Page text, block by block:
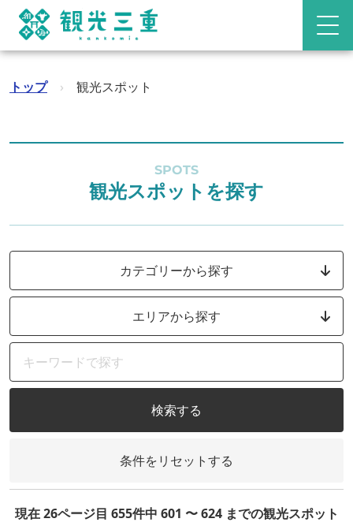
トップ › 観光スポット
SPOTS
観光スポットを探す
カテゴリーから探す
エリアから探す
検索する
条件をリセットする
現在 26ページ目 655件中 601 〜 624 までの観光スポット